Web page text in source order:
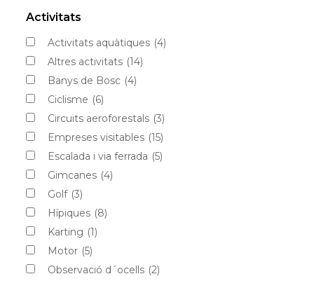
Activitats
Activitats aquàtiques (4)
Altres activitats (14)
Banys de Bosc (4)
Ciclisme (6)
Circuits aeroforestals (3)
Empreses visitables (15)
Escalada i via ferrada (5)
Gimcanes (4)
Golf (3)
Hípiques (8)
Karting (1)
Motor (5)
Observació d´ocells (2)